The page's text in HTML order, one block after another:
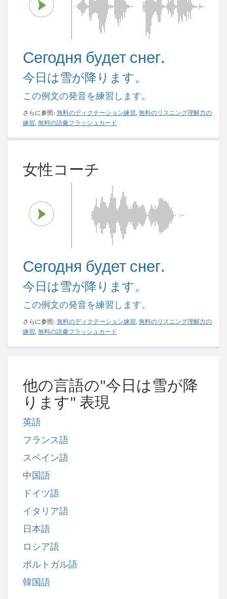
Сегодня будет снег.
今日は雪が降ります。
この例文の発音を練習します。
さらに参照: 無料のディクテーション練習, 無料のリスニング理解力の
練習, 無料の語彙フラッシュカード
女性コーチ
Сегодня будет снег.
今日は雪が降ります。
この例文の発音を練習します。
さらに参照: 無料のディクテーション練習, 無料のリスニング理解力の
練習, 無料の語彙フラッシュカード
他の言語の"今日は雪が降
ります" 表現
英語
フランス語
スペイン語
中国語
ドイツ語
イタリア語
日本語
ロシア語
ポルトガル語
韓国語